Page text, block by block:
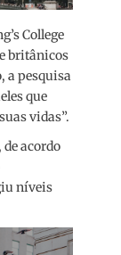
College
britânicos
a pesquisa
que
vidas”.
de acordo
níveis